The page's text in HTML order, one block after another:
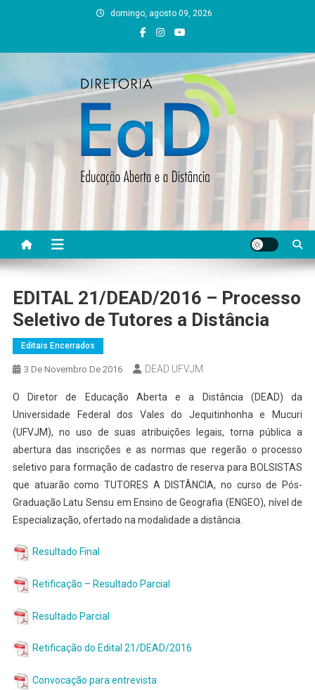
domingo, agosto 09, 2026
DEAD UFVJM
EDITAL 21/DEAD/2016 – Processo
Seletivo de Tutores a Distância
Editais Encerrados
3 De Novembro De 2016 DEAD UFVJM
O Diretor de Educação Aberta e a Distância (DEAD) da
Universidade Federal dos Vales do Jequitinhonha e Mucuri
(UFVJM), no uso de suas atribuições legais, torna pública a
abertura das inscrições e as normas que regerão o processo
seletivo para formação de cadastro de reserva para BOLSISTAS
que atuarão como TUTORES A DISTÂNCIA, no curso de Pós-
Graduação Latu Sensu em Ensino de Geografia (ENGEO), nível de
Especialização, ofertado na modalidade a distância.
Resultado Final
Retificação – Resultado Parcial
Resultado Parcial
Retificação do Edital 21/DEAD/2016
Convocação para entrevista